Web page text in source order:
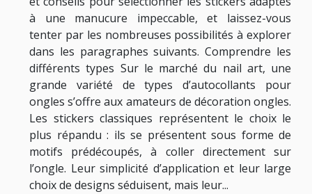
à une manucure impeccable, et laissez-vous
tenter par les nombreuses possibilités à explorer
dans les paragraphes suivants. Comprendre les
différents types Sur le marché du nail art, une
grande variété de types d’autocollants pour
ongles s’offre aux amateurs de décoration ongles.
Les stickers classiques représentent le choix le
plus répandu : ils se présentent sous forme de
motifs prédécoupés, à coller directement sur
l’ongle. Leur simplicité d’application et leur large
choix de designs séduisent, mais leur...